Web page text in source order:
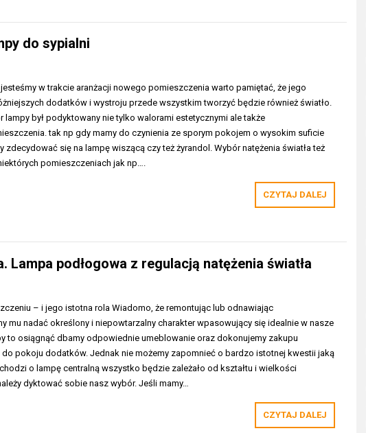
do sypialni
w trakcie aranżacji nowego pomieszczenia warto pamiętać, że jego
dodatków i wystroju przede wszystkim tworzyć będzie również światło.
lampy był podyktowany nie tylko walorami estetycznymi ale także
tak np gdy mamy do czynienia ze sporym pokojem o wysokim suficie
zdecydować się na lampę wiszącą czy też żyrandol. Wybór natężenia światła też
pomieszczeniach jak np….
CZYTAJ DALEJ
podłogowa z regulacją natężenia światła
– i jego istotna rola Wiadomo, że remontując lub odnawiając
mu nadać określony i niepowtarzalny charakter wpasowujący się idealnie w nasze
to osiągnąć dbamy odpowiednie umeblowanie oraz dokonujemy zakupu
pokoju dodatków. Jednak nie możemy zapomnieć o bardzo istotnej kwestii jaką
o lampę centralną wszystko będzie zależało od kształtu i wielkości
dyktować sobie nasz wybór. Jeśli mamy…
CZYTAJ DALEJ